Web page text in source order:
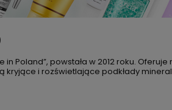
Poland”, powstała w 2012 roku.
kryjące i rozświetlające podkłady